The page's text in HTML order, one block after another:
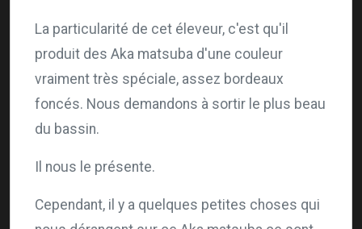
La particularité de cet éleveur, c'est qu'il
produit des Aka matsuba d'une couleur
vraiment très spéciale, assez bordeaux
foncés. Nous demandons à sortir le plus beau
du bassin.
Il nous le présente.
Cependant, il y a quelques petites choses qui